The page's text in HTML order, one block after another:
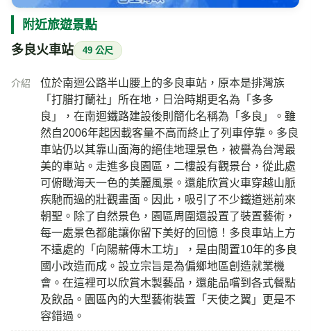
附近旅遊景點
多良火車站 49 公尺
介紹
位於南迴公路半山腰上的多良車站，原本是排灣族
「打腊打蘭社」所在地，日治時期更名為「多多
良」，在南迴鐵路建設後則簡化名稱為「多良」。雖
然自2006年起因載客量不高而終止了列車停靠。多良
車站仍以其靠山面海的絕佳地理景色，被譽為台灣最
美的車站。走進多良園區，二樓設有觀景台，從此處
可俯瞰海天一色的美麗風景。還能欣賞火車穿越山脈
疾馳而過的壯觀畫面。因此，吸引了不少鐵道迷前來
朝聖。除了自然景色，園區周圍還設置了裝置藝術，
每一處景色都能讓你留下美好的回憶！多良車站上方
不遠處的「向陽薪傳木工坊」，是由閒置10年的多良
國小改造而成。設立宗旨是為偏鄉地區創造就業機
會。在這裡可以欣賞木製藝品，還能品嚐到各式餐點
及飲品。園區內的大型藝術裝置「天使之翼」更是不
容錯過。